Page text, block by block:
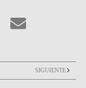
SIGUIENTE